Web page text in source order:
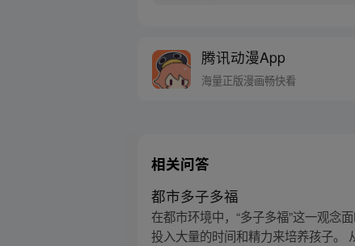
腾讯动漫App
海量正版漫画畅快看
相关问答
都市多子多福
在都市环境中，“多子多福”这一观念
投入大量的时间和精力来培养孩子。